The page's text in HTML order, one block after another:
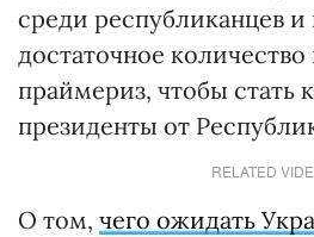
среди республиканцев и
достаточное количество
праймериз, чтобы стать
президенты от
RELATED
О том, чего ожидать